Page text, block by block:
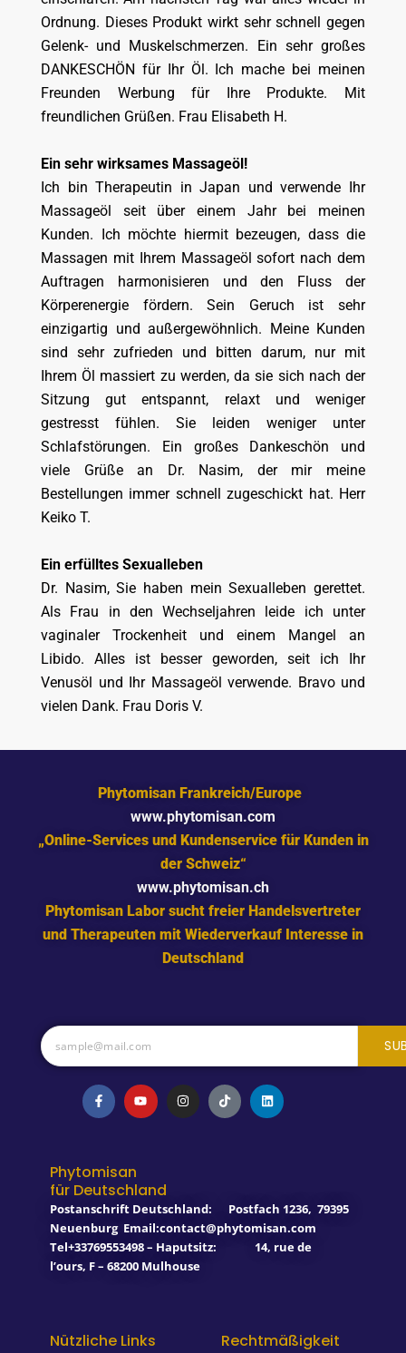
Ordnung. Dieses Produkt wirkt sehr schnell gegen
Gelenk- und Muskelschmerzen. Ein sehr großes
DANKESCHÖN für Ihr Öl. Ich mache bei meinen
Freunden Werbung für Ihre Produkte. Mit
freundlichen Grüßen. Frau Elisabeth H.
Ein sehr wirksames Massageöl!
Ich bin Therapeutin in Japan und verwende Ihr
Massageöl seit über einem Jahr bei meinen
Kunden. Ich möchte hiermit bezeugen, dass die
Massagen mit Ihrem Massageöl sofort nach dem
Auftragen harmonisieren und den Fluss der
Körperenergie fördern. Sein Geruch ist sehr
einzigartig und außergewöhnlich. Meine Kunden
sind sehr zufrieden und bitten darum, nur mit
Ihrem Öl massiert zu werden, da sie sich nach der
Sitzung gut entspannt, relaxt und weniger
gestresst fühlen. Sie leiden weniger unter
Schlafstörungen. Ein großes Dankeschön und
viele Grüße an Dr. Nasim, der mir meine
Bestellungen immer schnell zugeschickt hat. Herr
Keiko T.
Ein erfülltes Sexualleben
Dr. Nasim, Sie haben mein Sexualleben gerettet.
Als Frau in den Wechseljahren leide ich unter
vaginaler Trockenheit und einem Mangel an
Libido. Alles ist besser geworden, seit ich Ihr
Venusöl und Ihr Massageöl verwende. Bravo und
vielen Dank. Frau Doris V.
Phytomisan Frankreich/Europe
www.phytomisan.com
„Online-Services und Kundenservice für Kunden in
der Schweiz“
www.phytomisan.ch
Phytomisan Labor sucht freier Handelsvertreter
und Therapeuten mit Wiederverkauf Interesse in
Deutschland
F
a
c
o
k
-
f
Y
o
u
n
s
T
i
k
L
i
n
Phytomisan
für Deutschland
Postanschrift Deutschland: Postfach 1236, 79395
Neuenburg Email:contact@phytomisan.com
Tel+33769553498 – Haputsitz: 14, rue de
l’ours, F – 68200 Mulhouse
Nützliche Links Rechtmäßigkeit